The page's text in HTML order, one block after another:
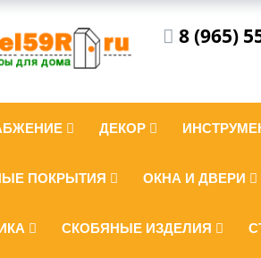
8 (965)
ДЕКОР
ПОКРЫТИЯ ОКНА И ДВЕРИ
СКОБЯНЫЕ ИЗДЕЛИЯ